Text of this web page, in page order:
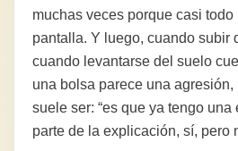
muchas veces porque casi
pantalla. Y luego, cuando subir
cuando levantarse del suelo
una bolsa parece una
suele ser: “es que ya tengo una
parte de la explicación, sí, pero